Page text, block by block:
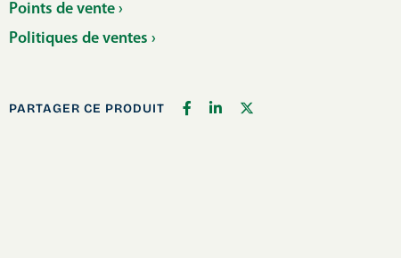
Points de vente ›
Politiques de ventes ›
PARTAGER CE PRODUIT